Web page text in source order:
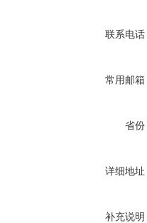
联系电话
常用邮箱
省份
详细地址
补充说明